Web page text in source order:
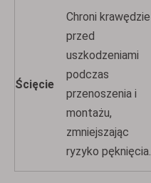
Ścięcie
Chroni krawędzie
przed
uszkodzeniami
podczas
przenoszenia i
montażu,
zmniejszając
ryzyko pęknięcia.